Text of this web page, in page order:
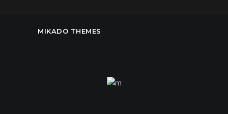
MIKADO THEMES